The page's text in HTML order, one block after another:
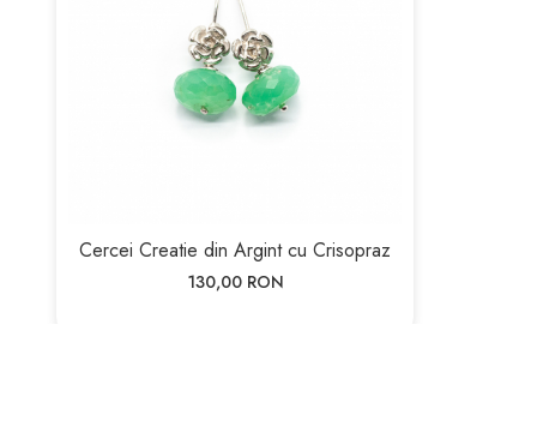
Cercei Creatie din Argint cu Crisopraz
130,00 RON